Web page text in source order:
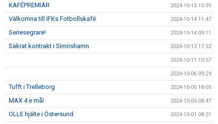
KAFÉPREMIÄR 2024-10-15 15:35
Välkomna till IFKs Fotbollskafé 2024-10-14 11:47
Seriesegrare! 2024-10-14 09:11
Säkrat kontrakt i Simrishamn 2024-10-12 17:52
2024-10-11 10:57
2024-10-06 09:29
Tufft i Trelleborg 2024-10-05 18:05
MAX 4:e mål 2024-10-05 08:47
OLLE hjälte i Östersund 2024-10-01 08:21